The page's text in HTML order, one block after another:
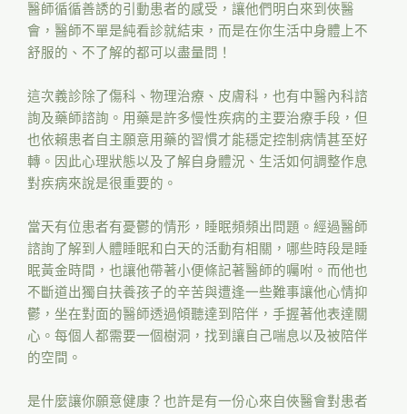
醫師循循善誘的引動患者的感受，讓他們明白來到俠醫
會，醫師不單是純看診就結束，而是在你生活中身體上不
舒服的、不了解的都可以盡量問！
這次義診除了傷科、物理治療、皮膚科，也有中醫內科諮
詢及藥師諮詢。用藥是許多慢性疾病的主要治療手段，但
也依賴患者自主願意用藥的習慣才能穩定控制病情甚至好
轉。因此心理狀態以及了解自身體況、生活如何調整作息
對疾病來說是很重要的。
當天有位患者有憂鬱的情形，睡眠頻頻出問題。經過醫師
諮詢了解到人體睡眠和白天的活動有相關，哪些時段是睡
眠黃金時間，也讓他帶著小便條記著醫師的囑咐。而他也
不斷道出獨自扶養孩子的辛苦與遭逢一些難事讓他心情抑
鬱，坐在對面的醫師透過傾聽達到陪伴，手握著他表達關
心。每個人都需要一個樹洞，找到讓自己喘息以及被陪伴
的空間。
是什麼讓你願意健康？也許是有一份心來自俠醫會對患者